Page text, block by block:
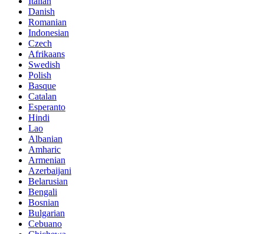
Danish
Romanian
Indonesian
Czech
Afrikaans
Swedish
Polish
Basque
Catalan
Esperanto
Hindi
Lao
Albanian
Amharic
Armenian
Azerbaijani
Belarusian
Bengali
Bosnian
Bulgarian
Cebuano